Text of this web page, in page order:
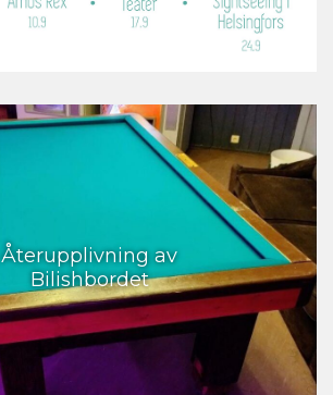
Återupplivning av
Bilishbordet